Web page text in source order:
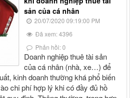
sản của cá nhân
20/07/2020 09:19:00 PM
Đã xem: 4396
Phản hồi: 0
Doanh nghiệp thuê tài sản
của cá nhân (nhà, xe…) để
kinh doanh thường khá phổ biến
chi phí hợp lý khi có đầy đủ hồ